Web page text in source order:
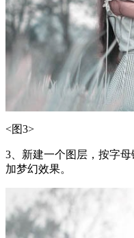
<图3>
3、新建一个图层，按字
加梦幻效果。